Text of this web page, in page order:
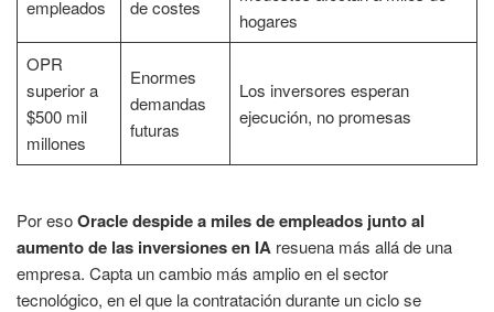
empleados de costes
hogares
OPR
superior a
$500 mil
millones
Enormes
demandas
futuras
Los inversores esperan
ejecución, no promesas
Por esoOracle despide a miles de empleados junto al
aumento de las inversiones en IA resuena más allá de una
empresa. Capta un cambio más amplio en el sector
tecnológico, en el que la contratación durante un ciclo se